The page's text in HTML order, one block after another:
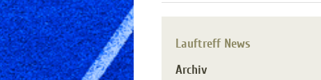
Lauftreff News
Archiv